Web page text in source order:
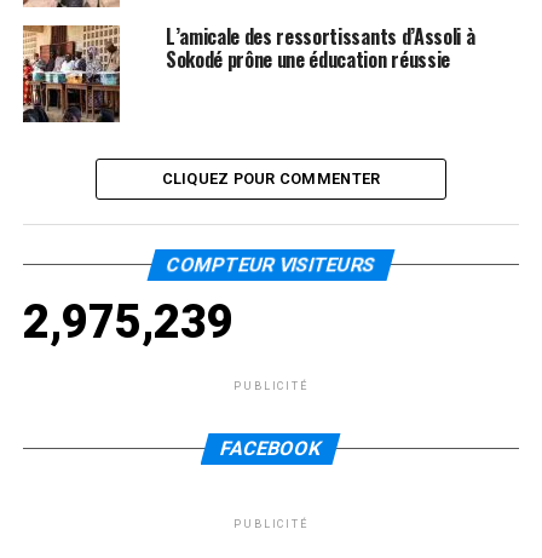
L’amicale des ressortissants d’Assoli à
Sokodé prône une éducation réussie
CLIQUEZ POUR COMMENTER
COMPTEUR VISITEURS
2,975,239
PUBLICITÉ
FACEBOOK
PUBLICITÉ